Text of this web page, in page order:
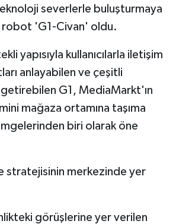
severlerle buluşturmaya
robot 'G1-Civan' oldu.
yapısıyla kullanıcılarla iletişim
anlayabilen ve çeşitli
G1, MediaMarkt'ın
mağaza ortamına taşıma
biri olarak öne
stratejisinin merkezinde yer
görüşlerine yer verilen